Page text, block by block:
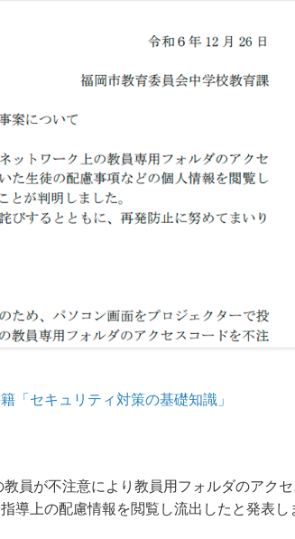
「セキュリティ対策の基礎知識」
員が不注意により教員用フォルダのアク
導上の配慮情報を閲覧し流出したと発表し